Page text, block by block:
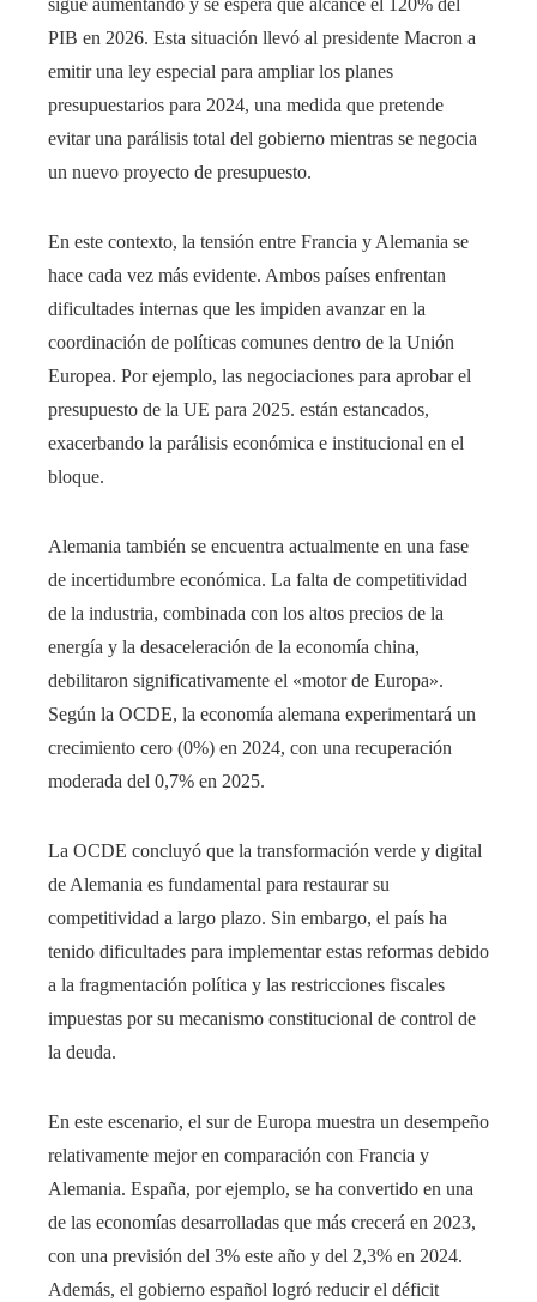
sigue aumentando y se espera que alcance el 120% del
PIB en 2026. Esta situación llevó al presidente Macron a
emitir una ley especial para ampliar los planes
presupuestarios para 2024, una medida que pretende
evitar una parálisis total del gobierno mientras se negocia
un nuevo proyecto de presupuesto.
En este contexto, la tensión entre Francia y Alemania se
hace cada vez más evidente. Ambos países enfrentan
dificultades internas que les impiden avanzar en la
coordinación de políticas comunes dentro de la Unión
Europea. Por ejemplo, las negociaciones para aprobar el
presupuesto de la UE para 2025. están estancados,
exacerbando la parálisis económica e institucional en el
bloque.
Alemania también se encuentra actualmente en una fase
de incertidumbre económica. La falta de competitividad
de la industria, combinada con los altos precios de la
energía y la desaceleración de la economía china,
debilitaron significativamente el «motor de Europa».
Según la OCDE, la economía alemana experimentará un
crecimiento cero (0%) en 2024, con una recuperación
moderada del 0,7% en 2025.
La OCDE concluyó que la transformación verde y digital
de Alemania es fundamental para restaurar su
competitividad a largo plazo. Sin embargo, el país ha
tenido dificultades para implementar estas reformas debido
a la fragmentación política y las restricciones fiscales
impuestas por su mecanismo constitucional de control de
la deuda.
En este escenario, el sur de Europa muestra un desempeño
relativamente mejor en comparación con Francia y
Alemania. España, por ejemplo, se ha convertido en una
de las economías desarrolladas que más crecerá en 2023,
con una previsión del 3% este año y del 2,3% en 2024.
Además, el gobierno español logró reducir el déficit